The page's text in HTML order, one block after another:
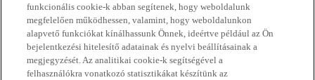
funkcionális cookie-k abban segítenek, hogy weboldalunk
megfelelően működhessen, valamint, hogy weboldalunkon
alapvető funkciókat kínálhassunk Önnek, ideértve például az Ön
bejelentkezési hitelesítő adatainak és nyelvi beállításainak a
megjegyzését. Az analitikai cookie-k segítségével a
felhasználókra vonatkozó statisztikákat készítünk az